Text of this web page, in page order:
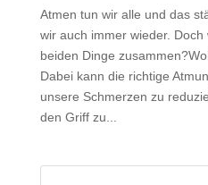
Atmen tun wir alle und das
wir auch immer wieder.
beiden Dinge
Dabei kann die richtige
unsere Schmerzen zu
den Griff zu...